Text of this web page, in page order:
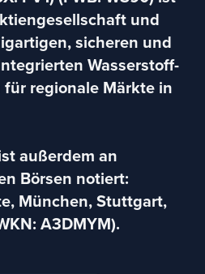
und
sicheren und
Wasserstoff-
regionale Märkte in
außerdem an
Börsen notiert:
München, Stuttgart,
A3DMYM).